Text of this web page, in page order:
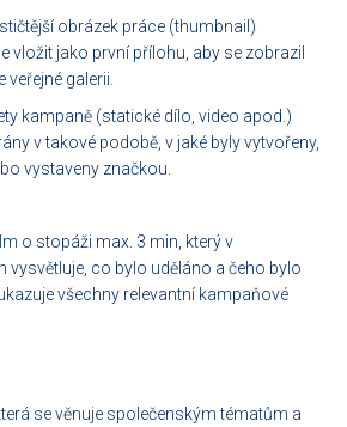
obrázek práce (thumbnail)
vložit jako první přílohu, aby se zobrazil
veřejné galerii.
kampaně (statické dílo, video apod.)
v takové podobě, v jaké byly vytvořeny,
vystaveny značkou.
o stopáži max. 3 min, který v
vysvětluje, co bylo uděláno a čeho bylo
všechny relevantní kampaňové
se věnuje společenským tématům a